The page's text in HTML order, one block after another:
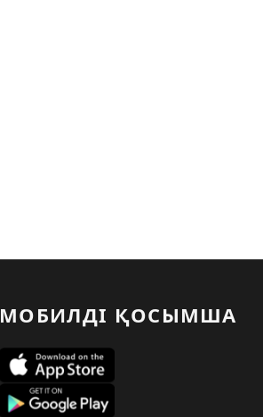
МОБИЛДІ ҚОСЫМША